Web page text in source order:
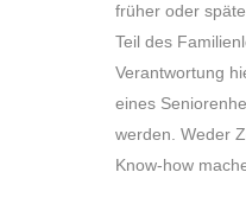
früher oder
Teil des
Verantwortung
eines
werden. Weder
Know-how